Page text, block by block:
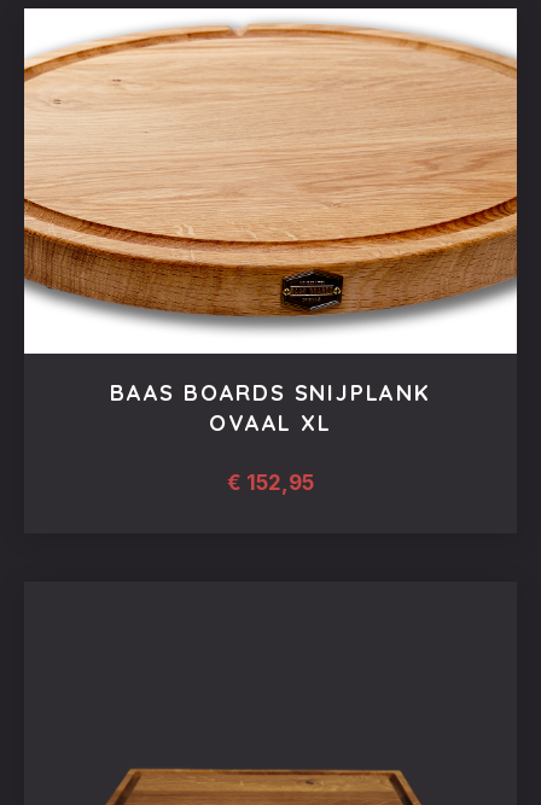
BAAS BOARDS SNIJPLANK
OVAAL XL
€ 152,95